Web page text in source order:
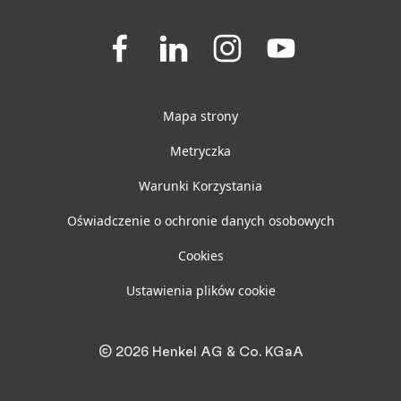
Join
Join
on
Join
on
Join
us
Mapa strony
Metryczka
Warunki Korzystania
Oświadczenie o ochronie danych osobowych
Cookies
Ustawienia plików cookie
© 2026 Henkel AG & Co. KGaA